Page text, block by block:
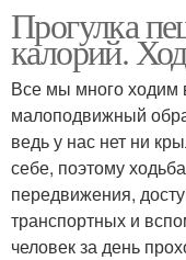
Прогулка
калорий.
Все мы много ходим
малоподвижный
ведь у нас нет ни
себе, поэтому
передвижения,
транспортных и
человек за день